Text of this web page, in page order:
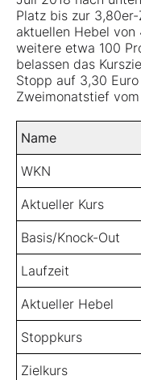
Platz bis zur
aktuellen Hebel
weitere etwa 100
belassen das
Stopp auf 3,30
Zweimonatstief
Name
WKN
Aktueller Kurs
Basis/Knock-Out
Laufzeit
Aktueller Hebel
Stoppkurs
Zielkurs